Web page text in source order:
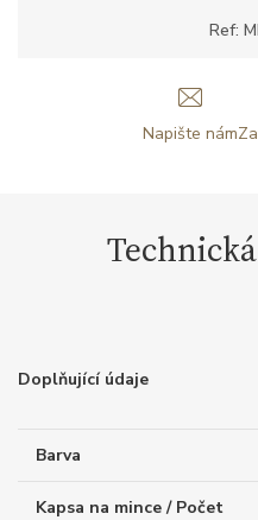
Ref:
Napište nám
Doplňující údaje
Barva
Kapsa na mince / Počet